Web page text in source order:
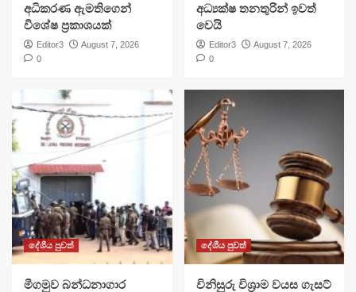
අධිකරණ ඇමතිගෙන්
විශේෂ ප්‍රකාශයක්
Editor3
August 7, 2026
0
අධ්‍යක්ෂ තනතුරින් ඉවත්
වෙයි
Editor3
August 7, 2026
0
දේශීය පුවත්
මීගමුව බන්ධනාගාර
දේශීය පුවත්
විනිසුරු විශ්‍රාම වයස ගැසට්